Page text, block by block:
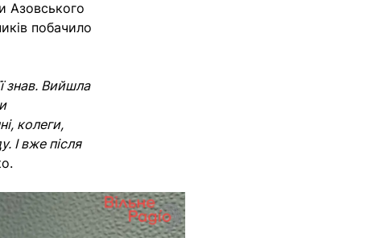
Азовського
побачило
знав. Вийшла
колеги,
І вже після